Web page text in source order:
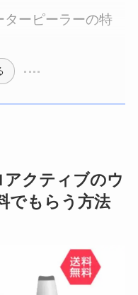
ターピーラーの特
アクティブのウ
でもらう方法